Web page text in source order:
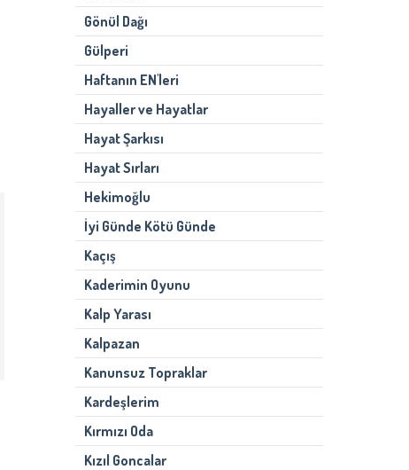
Gönül Dağı
Gülperi
Haftanın EN'leri
Hayaller ve Hayatlar
Hayat Şarkısı
Hayat Sırları
Hekimoğlu
İyi Günde Kötü Günde
Kaçış
Kaderimin Oyunu
Kalp Yarası
Kalpazan
Kanunsuz Topraklar
Kardeşlerim
Kırmızı Oda
Kızıl Goncalar